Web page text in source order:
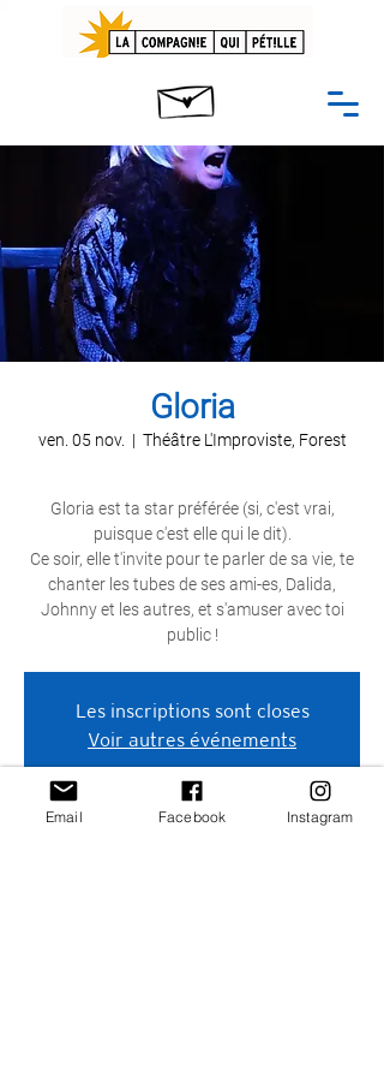
Gloria
ven. 05 nov.
  |
Théâtre L'Improviste, Forest
Gloria est ta star préférée (si, c'est vrai,
puisque c'est elle qui le dit).
Ce soir, elle t'invite pour te parler de sa vie, te
chanter les tubes de ses ami-es, Dalida,
Johnny et les autres, et s'amuser avec toi
public !
Les inscriptions sont closes
Voir autres événements
Email Facebook Instagram